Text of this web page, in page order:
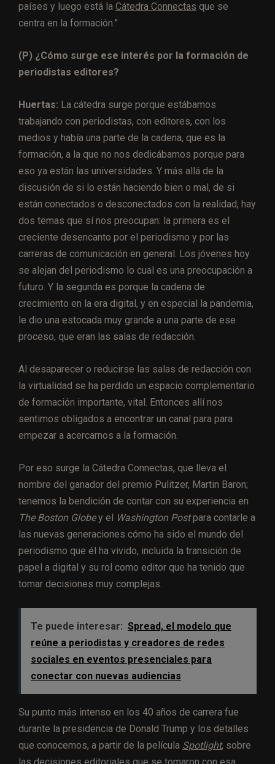
países y luego está la Cátedra Connectas que se
centra en la formación.”
(P) ¿Cómo surge ese interés por la formación de
periodistas editores?
Huertas: La cátedra surge porque estábamos
trabajando con periodistas, con editores, con los
medios y había una parte de la cadena, que es la
formación, a la que no nos dedicábamos porque para
eso ya están las universidades. Y más allá de la
discusión de si lo están haciendo bien o mal, de si
están conectados o desconectados con la realidad, hay
dos temas que sí nos preocupan: la primera es el
creciente desencanto por el periodismo y por las
carreras de comunicación en general. Los jóvenes hoy
se alejan del periodismo lo cual es una preocupación a
futuro. Y la segunda es porque la cadena de
crecimiento en la era digital, y en especial la pandemia,
le dio una estocada muy grande a una parte de ese
proceso, que eran las salas de redacción.
Al desaparecer o reducirse las salas de redacción con
la virtualidad se ha perdido un espacio complementario
de formación importante, vital. Entonces allí nos
sentimos obligados a encontrar un canal para para
empezar a acercarnos a la formación.
Por eso surge la Cátedra Connectas, que lleva el
nombre del ganador del premio Pulitzer, Martin Baron;
tenemos la bendición de contar con su experiencia en
The Boston Globey el Washington Postpara contarle a
las nuevas generaciones cómo ha sido el mundo del
periodismo que él ha vivido, incluida la transición de
papel a digital y su rol como editor que ha tenido que
tomar decisiones muy complejas.
Te puede interesar: Spread, el modelo que
reúne a periodistas y creadores de redes
sociales en eventos presenciales para
conectar con nuevas audiencias
Su punto más intenso en los 40 años de carrera fue
durante la presidencia de Donald Trump y los detalles
que conocemos, a partir de la película Spotlight, sobre